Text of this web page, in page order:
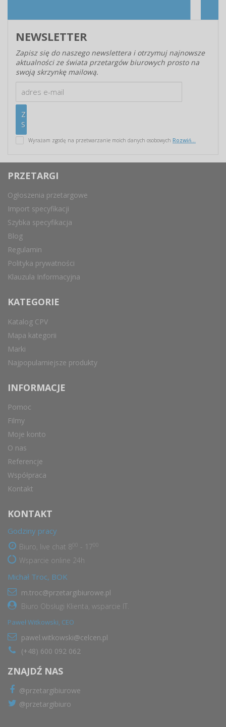
NEWSLETTER
Zapisz się do naszego newslettera i otrzymuj najnowsze
aktualności ze świata przetargów biurowych prosto na
swoją skrzynkę mailową.
Wyrażam zgodę na przetwarzanie moich danych osobowych Rozwiń...
PRZETARGI
Ogłoszenia przetargowe
Import specyfikacji
Szybka specyfikacja
Blog
Regulamin
Polityka prywatności
Klauzula Informacyjna
KATEGORIE
Katalog CPV
Mapa kategorii
Marki
Najpopularniejsze produkty
INFORMACJE
Pomoc
Filmy
Moje konto
O nas
Referencje
Współpraca
Kontakt
KONTAKT
Godziny pracy
Biuro, live chat 8 - 17
Wsparcie online 24h
Michał Troc, BOK
m.troc@przetargibiurowe.pl
Biuro Obsługi Klienta, wsparcie IT.
Paweł Witkowski, CEO
pawel.witkowski@celcen.pl
(+48) 600 092 062
ZNAJDŹ NAS
@przetargibiurowe
@przetargibiuro